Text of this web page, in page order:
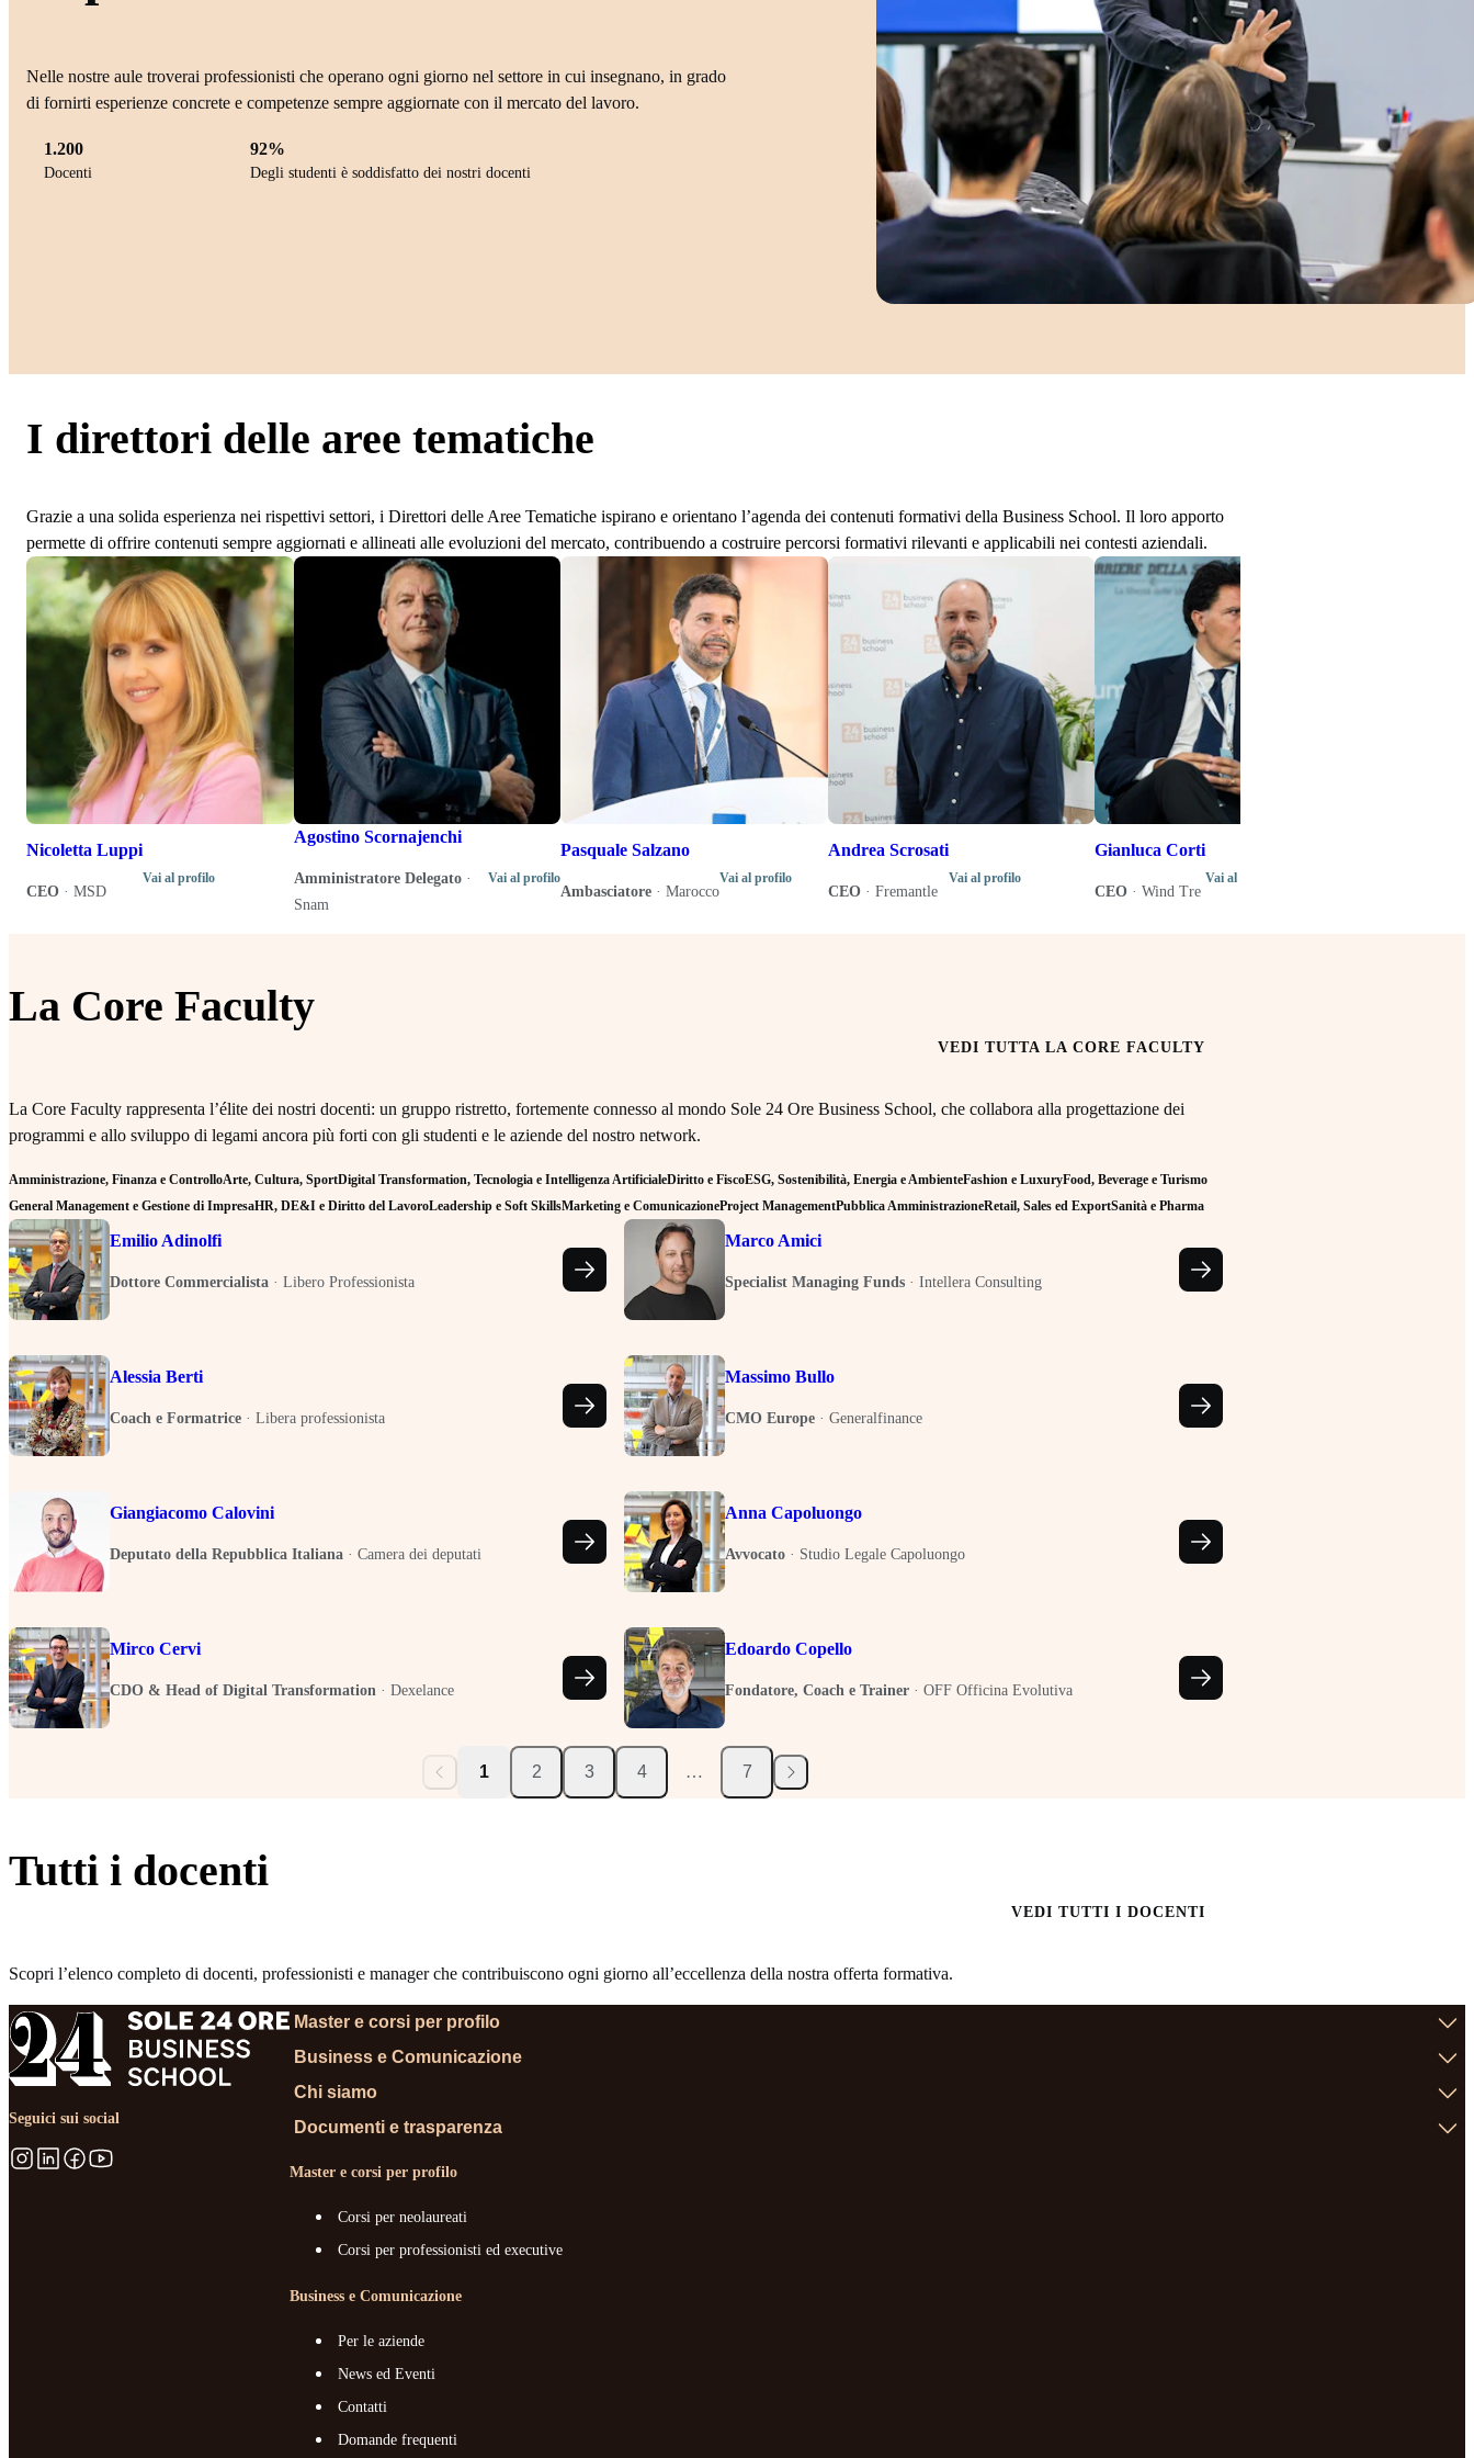
Nelle nostre aule troverai professionisti che operano ogni giorno nel settore in cui insegnano, in grado
di fornirti esperienze concrete e competenze sempre aggiornate con il mercato del lavoro.
1.200
Docenti
92%
Degli studenti è soddisfatto dei nostri docenti
I direttori delle aree tematiche
Grazie a una solida esperienza nei rispettivi settori, i Direttori delle Aree Tematiche ispirano e orientano l’agenda dei contenuti formativi della Business School. Il loro apporto
permette di offrire contenuti sempre aggiornati e allineati alle evoluzioni del mercato, contribuendo a costruire percorsi formativi rilevanti e applicabili nei contesti aziendali.
Nicoletta Luppi
CEO · MSD
Vai al profilo
Agostino Scornajenchi
Amministratore Delegato ·
Snam
Vai al profilo
Pasquale Salzano
Ambasciatore · Marocco
Vai al profilo
Andrea Scrosati
CEO · Fremantle
Vai al profilo
Gianluca Corti
CEO · Wind Tre
Vai al profilo
La Core Faculty
VEDI TUTTA LA CORE FACULTY
La Core Faculty rappresenta l’élite dei nostri docenti: un gruppo ristretto, fortemente connesso al mondo Sole 24 Ore Business School, che collabora alla progettazione dei
programmi e allo sviluppo di legami ancora più forti con gli studenti e le aziende del nostro network.
Amministrazione, Finanza e ControlloArte, Cultura, SportDigital Transformation, Tecnologia e Intelligenza ArtificialeDiritto e FiscoESG, Sostenibilità, Energia e AmbienteFashion e LuxuryFood, Beverage e Turismo
General Management e Gestione di ImpresaHR, DE&I e Diritto del LavoroLeadership e Soft SkillsMarketing e ComunicazioneProject ManagementPubblica AmministrazioneRetail, Sales ed ExportSanità e Pharma
Emilio Adinolfi
Dottore Commercialista · Libero Professionista
Marco Amici
Specialist Managing Funds · Intellera Consulting
Alessia Berti
Coach e Formatrice · Libera professionista
Massimo Bullo
CMO Europe · Generalfinance
Giangiacomo Calovini
Deputato della Repubblica Italiana · Camera dei deputati
Anna Capoluongo
Avvocato · Studio Legale Capoluongo
Mirco Cervi
CDO & Head of Digital Transformation · Dexelance
Edoardo Copello
Fondatore, Coach e Trainer · OFF Officina Evolutiva
1 2 3 4 … 7
Tutti i docenti
VEDI TUTTI I DOCENTI
Scopri l’elenco completo di docenti, professionisti e manager che contribuiscono ogni giorno all’eccellenza della nostra offerta formativa.
Seguici sui social
Master e corsi per profilo
Business e Comunicazione
Chi siamo
Documenti e trasparenza
Master e corsi per profilo
Corsi per neolaureati
Corsi per professionisti ed executive
Business e Comunicazione
Per le aziende
News ed Eventi
Contatti
Domande frequenti